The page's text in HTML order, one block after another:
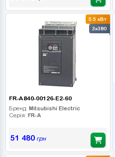
5.5 кВт
3x380
FR-A840-00126-E2-60
Бренд: Mitsubishi Electric
Серія: FR-A
51 480грн